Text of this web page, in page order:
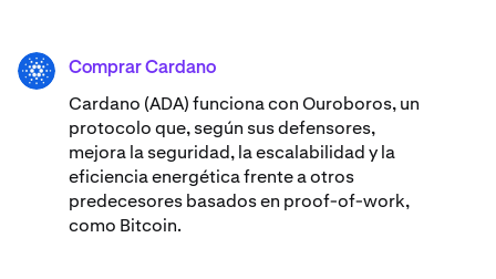
ADA Comprar Cardano
Cardano (ADA) ​​funciona con Ouroboros, un
protocolo que, según sus defensores,
mejora la seguridad, la escalabilidad y la
eficiencia energética frente a otros
predecesores basados en proof-of-work,
como Bitcoin.